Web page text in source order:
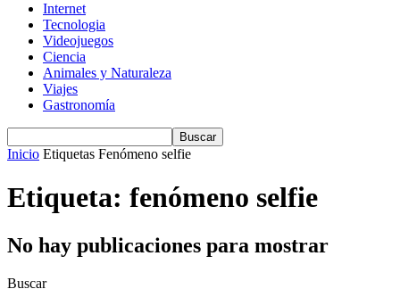
Internet
Tecnologia
Videojuegos
Ciencia
Animales y Naturaleza
Viajes
Gastronomía
Inicio Etiquetas Fenómeno selfie
Etiqueta: fenómeno selfie
No hay publicaciones para mostrar
Buscar